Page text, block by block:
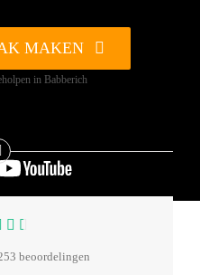
MAKEN
in Babberich
beoordelingen